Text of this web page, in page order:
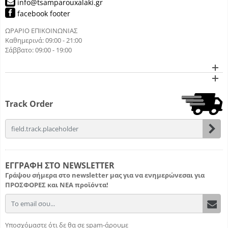
info@tsamparouxalaki.gr
facebook footer
ΩΡΑΡΙΟ ΕΠΙΚΟΙΝΩΝΙΑΣ
Καθημερινά: 09:00 - 21:00
Σάββατο: 09:00 - 19:00
Track Order
field.email
ΕΓΓΡΑΦΗ ΣΤΟ NEWSLETTER
Γράψου σήμερα στο newsletter μας για να ενημερώνεσαι για
ΠΡΟΣΦΟΡΕΣ και ΝΕΑ προϊόντα!
field.email
Υποσχόμαστε ότι δε θα σε spam-άρουμε